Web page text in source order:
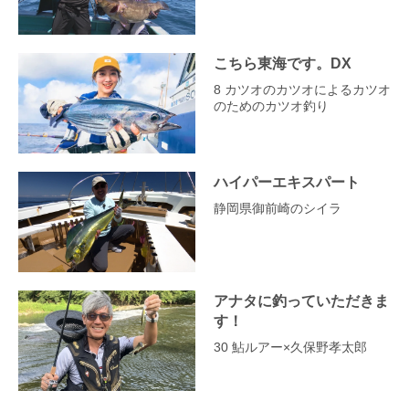
こちら東海です。DX
8 カツオのカツオによるカツオ
のためのカツオ釣り
ハイパーエキスパート
静岡県御前崎のシイラ
アナタに釣っていただきま
す！
30 鮎ルアー×久保野孝太郎